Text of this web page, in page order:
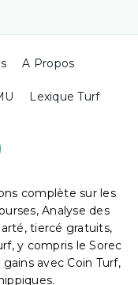
A Propos
Lexique Turf
complète sur les
Analyse des
tiercé gratuits,
y compris le Sorec
avec Coin Turf,